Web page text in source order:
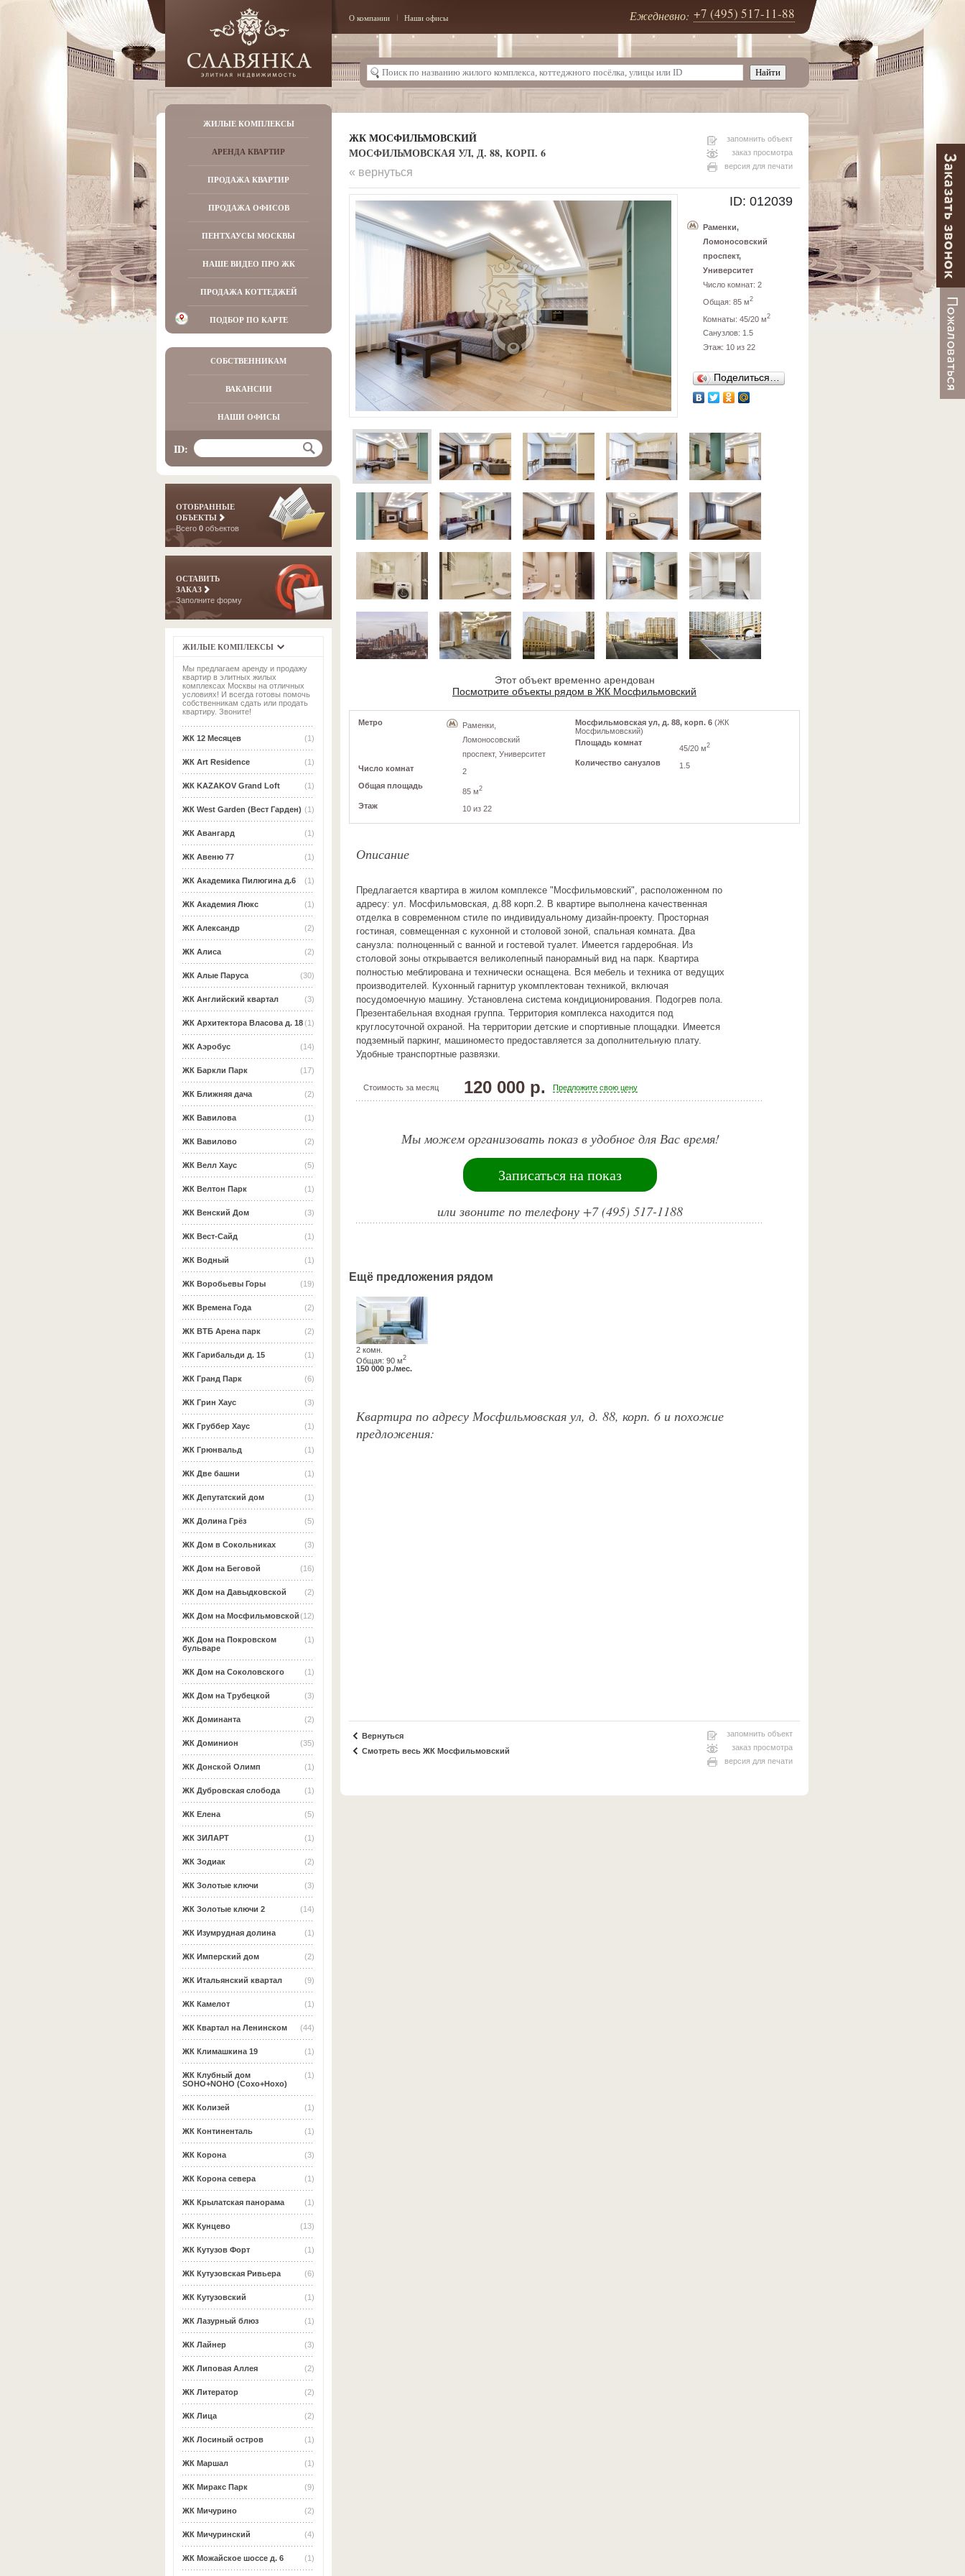
О компании Наши офисы Ежедневно: +7 (495) 517-11-88
ЖИЛЫЕ КОМПЛЕКСЫ
АРЕНДА КВАРТИР
ПРОДАЖА КВАРТИР
ПРОДАЖА ОФИСОВ
ПЕНТХАУСЫ МОСКВЫ
НАШЕ ВИДЕО ПРО ЖК
ПРОДАЖА КОТТЕДЖЕЙ
ПОДБОР ПО КАРТЕ
СОБСТВЕННИКАМ
ВАКАНСИИ
НАШИ ОФИСЫ
ID:
ОТОБРАННЫЕ
ОБЪЕКТЫ
Всего 0 объектов
ОСТАВИТЬ
ЗАКАЗ
Заполните форму
ЖИЛЫЕ КОМПЛЕКСЫ
Мы предлагаем аренду и продажу
квартир в элитных жилых
комплексах Москвы на отличных
условиях! И всегда готовы помочь
собственникам сдать или продать
квартиру. Звоните!
(1)
ЖК 12 Месяцев
(1)
ЖК Art Residence
(1)
ЖК KAZAKOV Grand Loft
(1)
ЖК West Garden (Вест Гарден)
(1)
ЖК Авангард
(1)
ЖК Авеню 77
(1)
ЖК Академика Пилюгина д.6
(1)
ЖК Академия Люкс
(2)
ЖК Александр
(2)
ЖК Алиса
(30)
ЖК Алые Паруса
(3)
ЖК Английский квартал
(1)
ЖК Архитектора Власова д. 18
(14)
ЖК Аэробус
(17)
ЖК Баркли Парк
(2)
ЖК Ближняя дача
(1)
ЖК Вавилова
(2)
ЖК Вавилово
(5)
ЖК Велл Хаус
(1)
ЖК Велтон Парк
(3)
ЖК Венский Дом
(1)
ЖК Вест-Сайд
(1)
ЖК Водный
(19)
ЖК Воробьевы Горы
(2)
ЖК Времена Года
(2)
ЖК ВТБ Арена парк
(1)
ЖК Гарибальди д. 15
(6)
ЖК Гранд Парк
(3)
ЖК Грин Хаус
(1)
ЖК Груббер Хаус
(1)
ЖК Грюнвальд
(1)
ЖК Две башни
(1)
ЖК Депутатский дом
(5)
ЖК Долина Грёз
(3)
ЖК Дом в Сокольниках
(16)
ЖК Дом на Беговой
(2)
ЖК Дом на Давыдковской
(12)
ЖК Дом на Мосфильмовской
(1)
ЖК Дом на Покровском
бульваре
(1)
ЖК Дом на Соколовского
(3)
ЖК Дом на Трубецкой
(2)
ЖК Доминанта
(35)
ЖК Доминион
(1)
ЖК Донской Олимп
(1)
ЖК Дубровская слобода
(5)
ЖК Елена
(1)
ЖК ЗИЛАРТ
(2)
ЖК Зодиак
(3)
ЖК Золотые ключи
(14)
ЖК Золотые ключи 2
(1)
ЖК Изумрудная долина
(2)
ЖК Имперский дом
(9)
ЖК Итальянский квартал
(1)
ЖК Камелот
(44)
ЖК Квартал на Ленинском
(1)
ЖК Климашкина 19
(1)
ЖК Клубный дом
SOHO+NOHO (Сохо+Нохо)
(1)
ЖК Колизей
(1)
ЖК Континенталь
(3)
ЖК Корона
(1)
ЖК Корона севера
(1)
ЖК Крылатская панорама
(13)
ЖК Кунцево
(1)
ЖК Кутузов Форт
(6)
ЖК Кутузовская Ривьера
(1)
ЖК Кутузовский
(1)
ЖК Лазурный блюз
(3)
ЖК Лайнер
(2)
ЖК Липовая Аллея
(2)
ЖК Литератор
(2)
ЖК Лица
(1)
ЖК Лосиный остров
(1)
ЖК Маршал
(9)
ЖК Миракс Парк
(2)
ЖК Мичурино
(4)
ЖК Мичуринский
(1)
ЖК Можайское шоссе д. 6
ЖК МОСФИЛЬМОВСКИЙ
МОСФИЛЬМОВСКАЯ УЛ, Д. 88, КОРП. 6
запомнить объект
заказ просмотра
версия для печати
« вернуться
ID: 012039
Раменки,
Ломоносовский
проспект,
Университет
Число комнат: 2
Общая: 85 м2
Комнаты: 45/20 м2
Санузлов: 1.5
Этаж: 10 из 22
Поделиться…
Этот объект временно арендован
Посмотрите объекты рядом в ЖК Мосфильмовский
Метро
Раменки,
Ломоносовский
проспект, Университет
Число комнат
2
Общая площадь
85 м2
Этаж 10 из 22
Мосфильмовская ул, д. 88, корп. 6 (ЖК
Мосфильмовский)
Площадь комнат
45/20 м2
Количество санузлов 1.5
Описание
Предлагается квартира в жилом комплексе "Мосфильмовский", расположенном по
адресу: ул. Мосфильмовская, д.88 корп.2. В квартире выполнена качественная
отделка в современном стиле по индивидуальному дизайн-проекту. Просторная
гостиная, совмещенная с кухонной и столовой зоной, спальная комната. Два
санузла: полноценный с ванной и гостевой туалет. Имеется гардеробная. Из
столовой зоны открывается великолепный панорамный вид на парк. Квартира
полностью меблирована и технически оснащена. Вся мебель и техника от ведущих
производителей. Кухонный гарнитур укомплектован техникой, включая
посудомоечную машину. Установлена система кондиционирования. Подогрев пола.
Презентабельная входная группа. Территория комплекса находится под
круглосуточной охраной. На территории детские и спортивные площадки. Имеется
подземный паркинг, машиноместо предоставляется за дополнительную плату.
Удобные транспортные развязки.
Стоимость за месяц 120 000 р. Предложите свою цену
Мы можем организовать показ в удобное для Вас время!
Записаться на показ
или звоните по телефону +7 (495) 517-1188
Ещё предложения рядом
2 комн.
Общая: 90 м2
150 000 р./мес.
Квартира по адресу Мосфильмовская ул, д. 88, корп. 6 и похожие
предложения:
Вернуться
Смотреть весь ЖК Мосфильмовский
запомнить объект
заказ просмотра
версия для печати